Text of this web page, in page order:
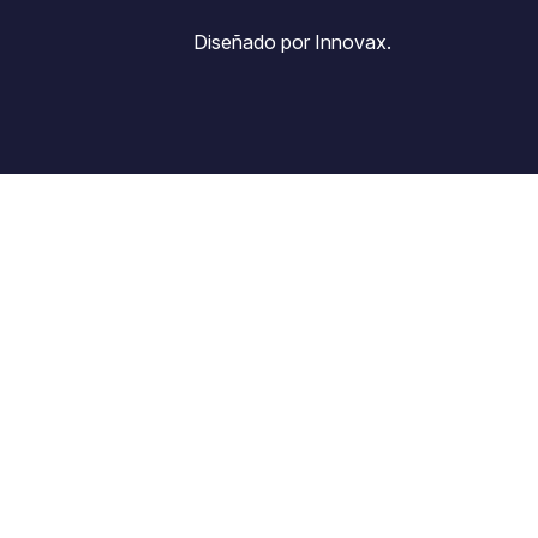
Diseñado por Innovax.